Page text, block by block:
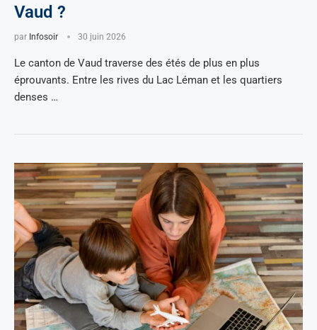
Vaud ?
par Infosoir 30 juin 2026
Le canton de Vaud traverse des étés de plus en plus
éprouvants. Entre les rives du Lac Léman et les quartiers
denses …